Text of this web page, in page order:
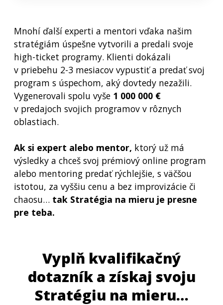
Mnohí ďalší experti a mentori vďaka našim
stratégiám úspešne vytvorili a predali svoje
high-ticket programy. Klienti dokázali
v priebehu 2-3 mesiacov vypustiť a predať svoj
program s úspechom, aký dovtedy nezažili.
Vygenerovali spolu vyše 1 000 000 €
v predajoch svojich programov v rôznych
oblastiach.
Ak si expert alebo mentor, ktorý už má
výsledky a chceš svoj prémiový online program
alebo mentoring predať rýchlejšie, s väčšou
istotou, za vyššiu cenu a bez improvizácie či
chaosu… tak Stratégia na mieru je presne
pre teba.
Vyplň kvalifikačný
dotazník a získaj svoju
Stratégiu na mieru…